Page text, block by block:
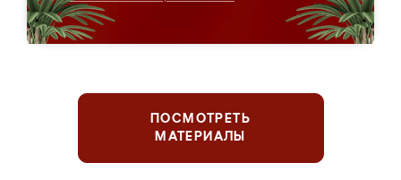
ПОСМОТРЕТЬ
МАТЕРИАЛЫ